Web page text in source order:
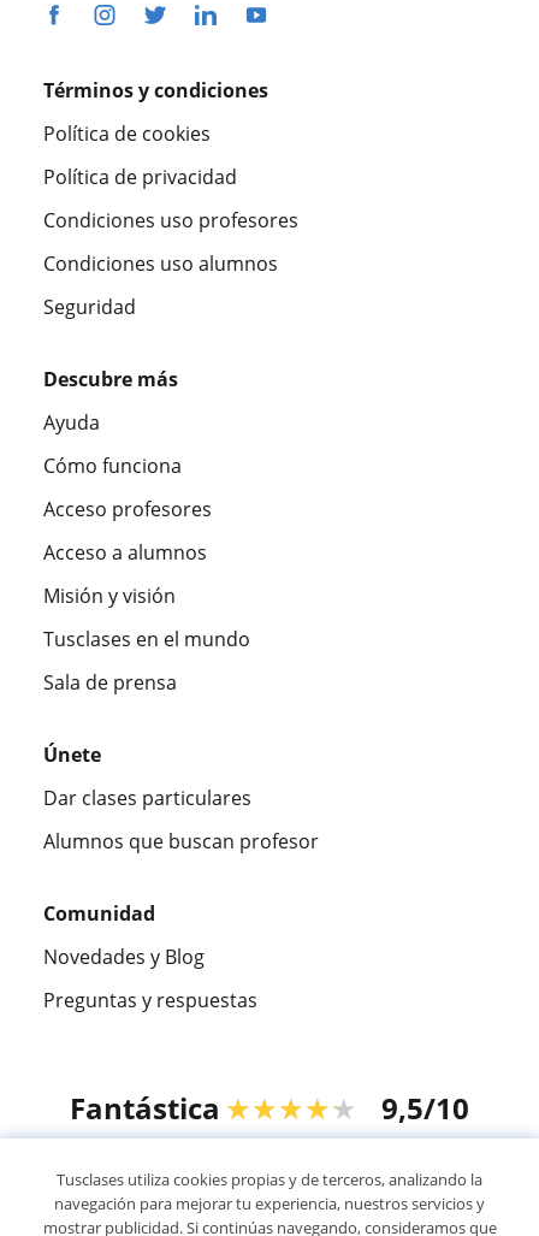
Términos y condiciones
Política de cookies
Política de privacidad
Condiciones uso profesores
Condiciones uso alumnos
Seguridad
Descubre más
Ayuda
Cómo funciona
Acceso profesores
Acceso a alumnos
Misión y visión
Tusclases en el mundo
Sala de prensa
Únete
Dar clases particulares
Alumnos que buscan profesor
Comunidad
Novedades y Blog
Preguntas y respuestas
Fantástica ★★★★★ 9,5/10
Tusclases utiliza cookies propias y de terceros, analizando la
navegación para mejorar tu experiencia, nuestros servicios y
mostrar publicidad. Si continúas navegando, consideramos que